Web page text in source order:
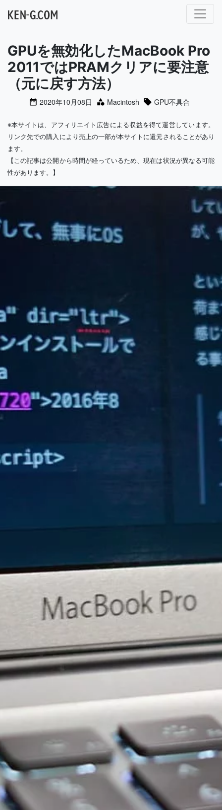
メインナビゲーション
GPUを無効化したMacBook Pro
2011ではPRAMクリアに要注意
（元に戻す方法）
2020年10月08日 Macintosh GPU不具合
※本サイトは、アフィリエイト広告による収益を得て運営しています。
リンク先での購入により売上の一部が本サイトに還元されることがあり
ます。
【この記事は公開から時間が経っているため、現在は状況が異なる可能
性があります。】